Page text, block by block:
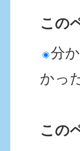
この
分
かっ
この